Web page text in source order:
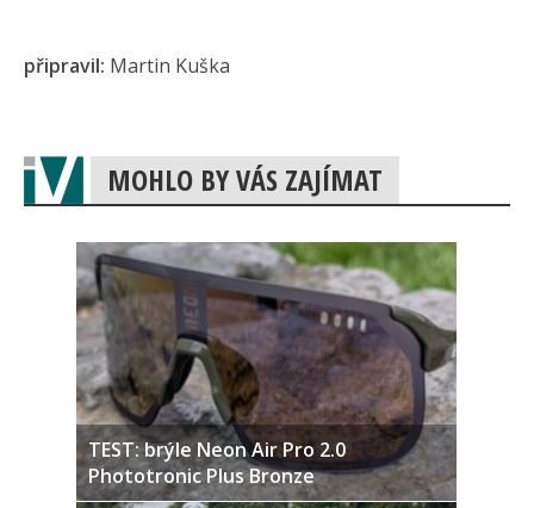
připravil: Martin Kuška
MOHLO BY VÁS ZAJÍMAT
TEST: brýle Neon Air Pro 2.0
Phototronic Plus Bronze